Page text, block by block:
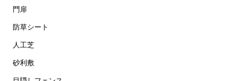
門扉
防草シート
人工芝
砂利敷